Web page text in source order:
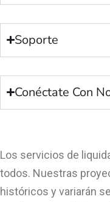
Soporte
Conéctate Con
Los servicios de
todos. Nuestras
históricos y variarán